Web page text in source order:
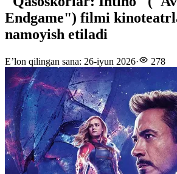
Endgame") filmi
namoyish etiladi
E’lon qilingan sana: 26-iyun 2026· 278